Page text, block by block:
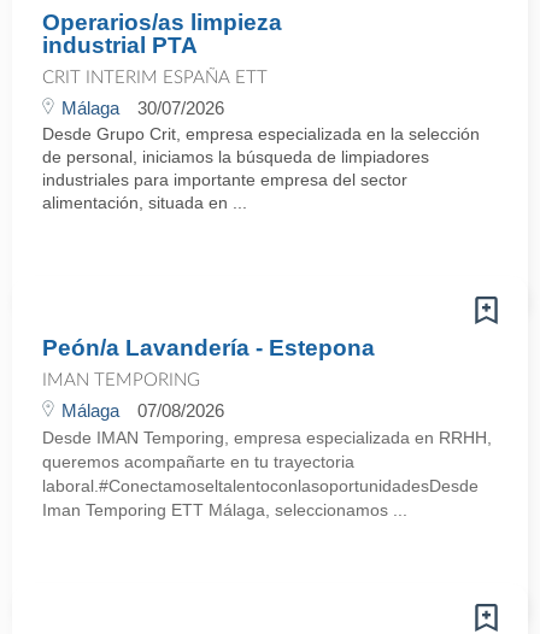
Operarios/as limpieza
industrial PTA
CRIT INTERIM ESPAÑA ETT
Málaga 30/07/2026
Desde Grupo Crit, empresa especializada en la selección
de personal, iniciamos la búsqueda de limpiadores
industriales para importante empresa del sector
alimentación, situada en ...
Peón/a Lavandería - Estepona
IMAN TEMPORING
Málaga 07/08/2026
Desde IMAN Temporing, empresa especializada en RRHH,
queremos acompañarte en tu trayectoria
laboral.#ConectamoseltalentoconlasoportunidadesDesde
Iman Temporing ETT Málaga, seleccionamos ...